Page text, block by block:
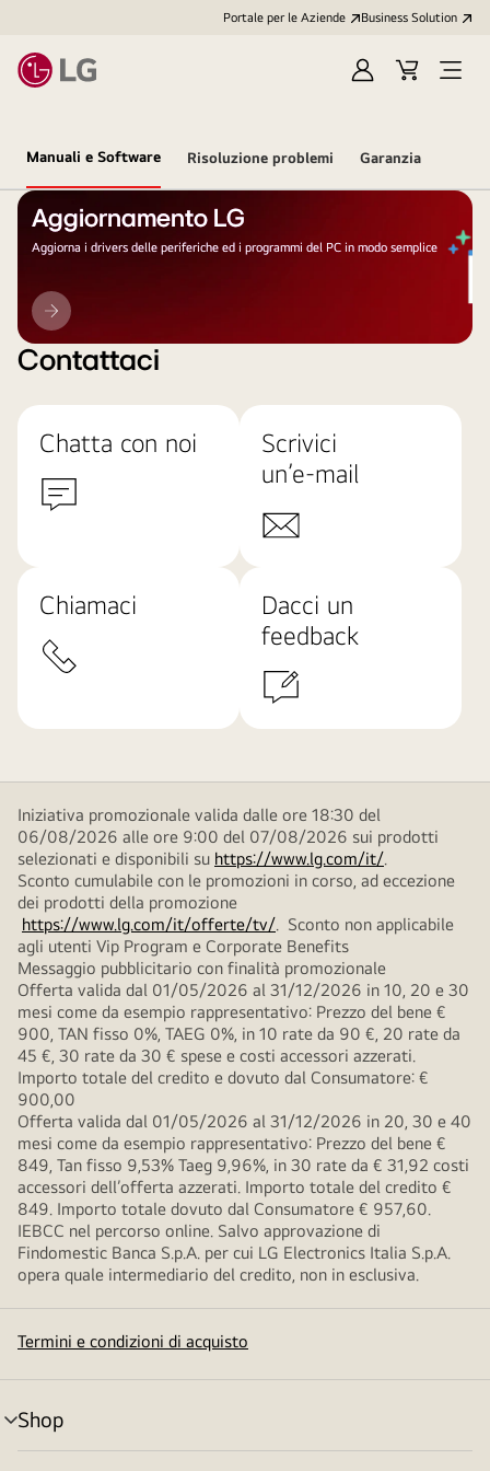
Portale per le Aziende Business Solution
AccediCart
Open
Manuali e Software Risoluzione problemi Garanzia
Aggiornamento LG
Aggiorna i drivers delle periferiche ed i programmi del PC in modo semplice
Aggiornamento
LG
Contattaci
Chatta con noi
Scrivici
un’e-mail
Chiamaci
Dacci un
feedback
Iniziativa promozionale valida dalle ore 18:30 del
06/08/2026 alle ore 9:00 del 07/08/2026 sui prodotti
selezionati e disponibili su https://www.lg.com/it/.
Sconto cumulabile con le promozioni in corso, ad eccezione
dei prodotti della promozione
https://www.lg.com/it/offerte/tv/. Sconto non applicabile
agli utenti Vip Program e Corporate Benefits
Messaggio pubblicitario con finalità promozionale
Offerta valida dal 01/05/2026 al 31/12/2026 in 10, 20 e 30
mesi come da esempio rappresentativo: Prezzo del bene €
900, TAN fisso 0%, TAEG 0%, in 10 rate da 90 €, 20 rate da
45 €, 30 rate da 30 € spese e costi accessori azzerati.
Importo totale del credito e dovuto dal Consumatore: €
900,00
Offerta valida dal 01/05/2026 al 31/12/2026 in 20, 30 e 40
mesi come da esempio rappresentativo: Prezzo del bene €
849, Tan fisso 9,53% Taeg 9,96%, in 30 rate da € 31,92 costi
accessori dell’offerta azzerati. Importo totale del credito €
849. Importo totale dovuto dal Consumatore € 957,60.
IEBCC nel percorso online. Salvo approvazione di
Findomestic Banca S.p.A. per cui LG Electronics Italia S.p.A.
opera quale intermediario del credito, non in esclusiva.
Termini e condizioni di acquisto
Shop
Attivazione
menu